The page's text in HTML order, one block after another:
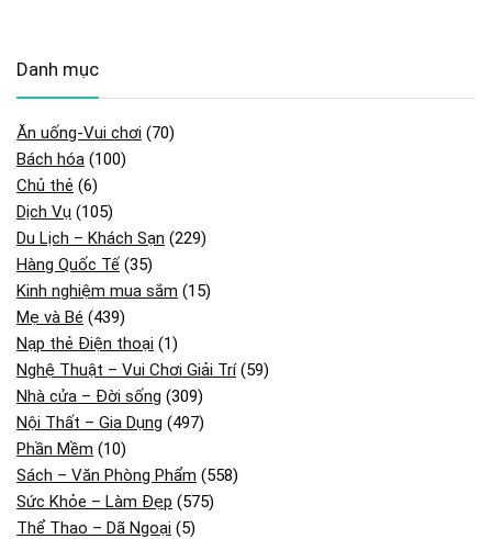
Danh mục
Ăn uống-Vui chơi (70)
Bách hóa (100)
Chủ thẻ (6)
Dịch Vụ (105)
Du Lịch – Khách Sạn (229)
Hàng Quốc Tế (35)
Kinh nghiệm mua sắm (15)
Mẹ và Bé (439)
Nạp thẻ Điện thoại (1)
Nghệ Thuật – Vui Chơi Giải Trí(59)
Nhà cửa – Đời sống (309)
Nội Thất – Gia Dụng (497)
Phần Mềm (10)
Sách – Văn Phòng Phẩm (558)
Sức Khỏe – Làm Đẹp (575)
Thể Thao – Dã Ngoại (5)